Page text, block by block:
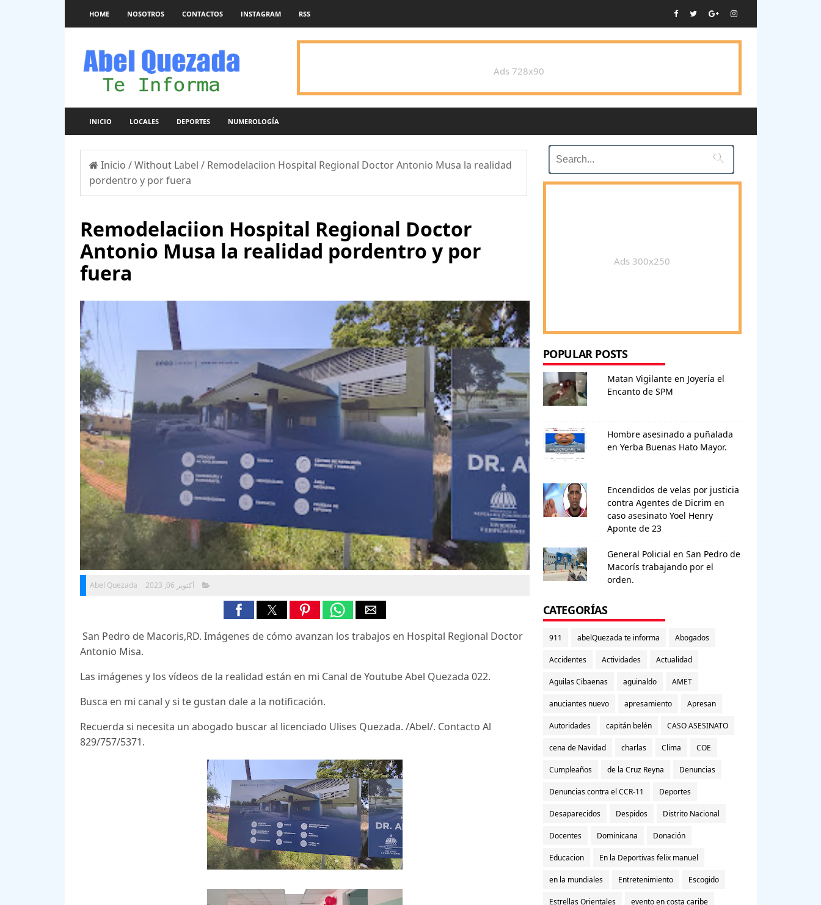
HOME NOSOTROS CONTACTOS INSTAGRAM RSS
Ads 728x90
INICIO LOCALES DEPORTES NUMEROLOGÍA
Inicio /Without Label / Remodelaciion Hospital Regional Doctor Antonio Musa la realidad
pordentro y por fuera
Remodelaciion Hospital Regional Doctor
Antonio Musa la realidad pordentro y por
fuera
Abel Quezada أكتوبر 06, 2023
San Pedro de Macoris,RD. Imágenes de cómo avanzan los trabajos en Hospital Regional Doctor
Antonio Misa.
Las imágenes y los vídeos de la realidad están en mi Canal de Youtube Abel Quezada 022.
Busca en mi canal y si te gustan dale a la notificación.
Recuerda si necesita un abogado buscar al licenciado Ulises Quezada. /Abel/. Contacto Al
829/757/5371.

Ads 300x250
POPULAR POSTS
Matan Vigilante en Joyería el
Encanto de SPM
Hombre asesinado a puñalada
en Yerba Buenas Hato Mayor.
Encendidos de velas por justicia
contra Agentes de Dicrim en
caso asesinato Yoel Henry
Aponte de 23
General Policial en San Pedro de
Macorís trabajando por el
orden.
CATEGORÍAS
911 abelQuezada te informa Abogados
Accidentes Actividades Actualidad
Aguilas Cibaenas aguinaldo AMET
anuciantes nuevo apresamiento Apresan
Autoridades capitán belén CASO ASESINATO
cena de Navidad charlas Clima COE
Cumpleaños de la Cruz Reyna Denuncias
Denuncias contra el CCR-11 Deportes
Desaparecidos Despidos Distrito Nacional
Docentes Dominicana Donación
Educacion En la Deportivas felix manuel
en la mundiales Entretenimiento Escogido
Estrellas Orientales evento en costa caribe